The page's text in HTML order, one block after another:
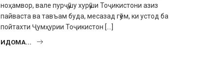
ноҳамвор, вале пурҷӯшу хурӯши Тоҷикистони азиз
пайваста ва тавъам буда, месазад гӯем, ки устод ба
пойтахти Ҷумҳурии Тоҷикистон […]
ИДОМА...